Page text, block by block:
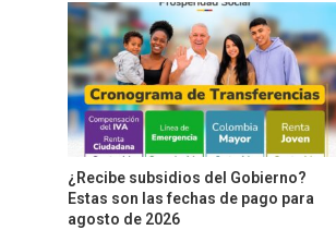
¿Recibe subsidios del Gobierno?
Estas son las fechas de pago para
agosto de 2026